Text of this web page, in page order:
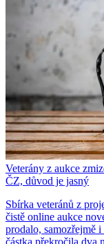
Veterány z aukce
ČZ, důvod je jasný
Sbírka veteránů z
čistě online aukce
prodalo, samozřejmě